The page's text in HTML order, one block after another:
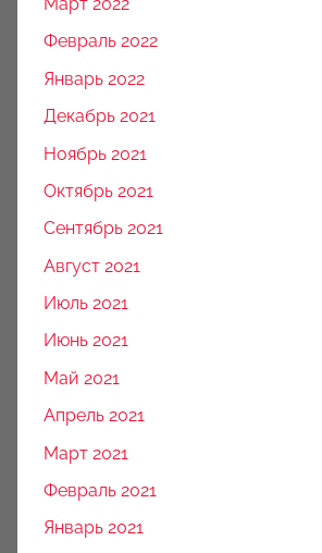
Февраль 2022
Январь 2022
Декабрь 2021
Ноябрь 2021
Октябрь 2021
Сентябрь 2021
Август 2021
Июль 2021
Июнь 2021
Май 2021
Апрель 2021
Март 2021
Февраль 2021
Январь 2021